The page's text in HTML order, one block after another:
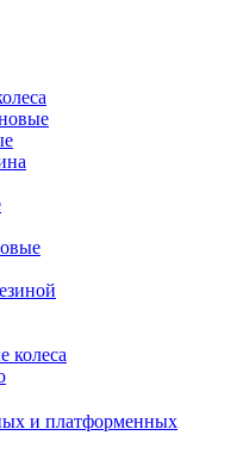
колеса
и платформенных